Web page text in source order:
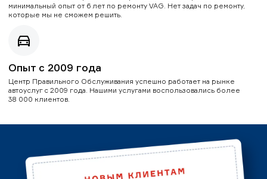
минимальный опыт от 6 лет по ремонту VAG. Нет задач по ремонту,
которые мы не сможем решить.
Опыт с 2009 года
Центр Правильного Обслуживания успешно работает на рынке
автоуслуг с 2009 года. Нашими услугами воспользовались более
38 000 клиентов.